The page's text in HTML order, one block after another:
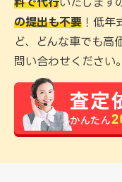
の提出も不要 ！低
ど、どんな車でも高
問い合わせください。